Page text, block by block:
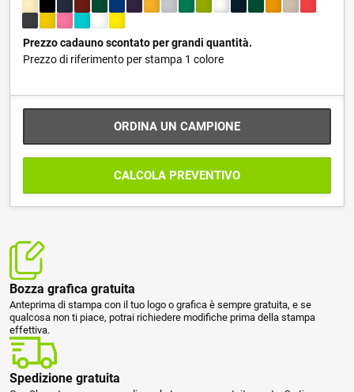
Prezzo cadauno scontato per grandi quantità.
Prezzo di riferimento per stampa 1 colore
ORDINA UN CAMPIONE
CALCOLA PREVENTIVO
Bozza grafica gratuita
Anteprima di stampa con il tuo logo o grafica è sempre gratuita, e se
qualcosa non ti piace, potrai richiedere modifiche prima della stampa
effettiva.
Spedizione gratuita